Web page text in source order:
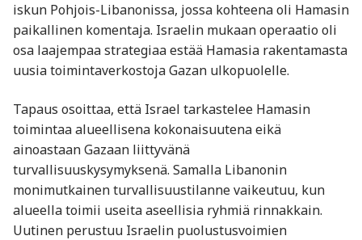
iskun Pohjois-Libanonissa, jossa kohteena oli Hamasin
paikallinen komentaja. Israelin mukaan operaatio oli
osa laajempaa strategiaa estää Hamasia rakentamasta
uusia toimintaverkostoja Gazan ulkopuolelle.
Tapaus osoittaa, että Israel tarkastelee Hamasin
toimintaa alueellisena kokonaisuutena eikä
ainoastaan Gazaan liittyvänä
turvallisuuskysymyksenä. Samalla Libanonin
monimutkainen turvallisuustilanne vaikeutuu, kun
alueella toimii useita aseellisia ryhmiä rinnakkain.
Uutinen perustuu Israelin puolustusvoimien